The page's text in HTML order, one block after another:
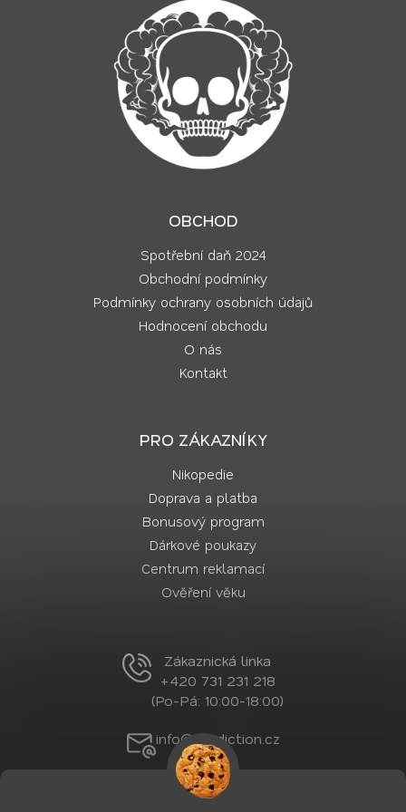
OBCHOD
Spotřební daň 2024
Obchodní podmínky
Podmínky ochrany osobních údajů
Hodnocení obchodu
O nás
Kontakt
PRO ZÁKAZNÍKY
Nikopedie
Doprava a platba
Bonusový program
Dárkové poukazy
Centrum reklamací
Ověření věku
Zákaznická linka
+420 731 231 218
(Po-Pá: 10:00-18:00)
info@nordiction.cz